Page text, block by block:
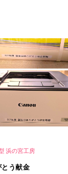
浜の宮工房
う献金